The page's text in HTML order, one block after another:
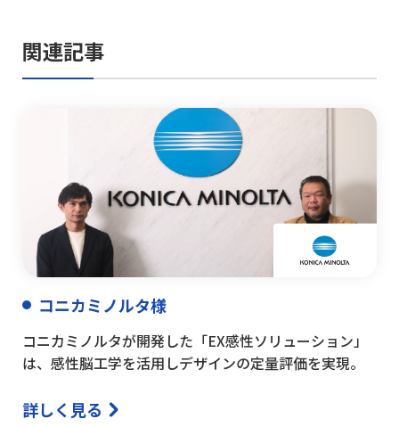
関連記事
コニカミノルタ様
コニカミノルタが開発した「EX感性ソリューション」
は、感性脳工学を活用しデザインの定量評価を実現。
詳しく見る